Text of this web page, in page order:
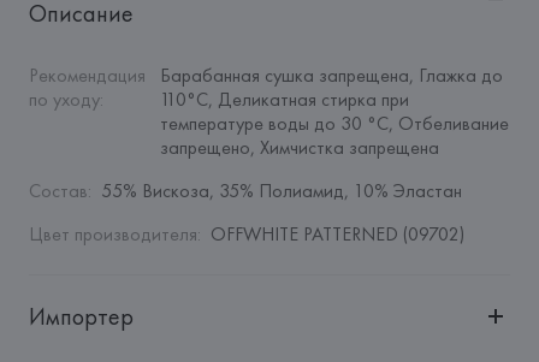
Описание
Рекомендация
по уходу:
Барабанная сушка запрещена, Глажка до
110°C, Деликатная стирка при
температуре воды до 30 °C, Отбеливание
запрещено, Химчистка запрещена
Состав: 55% Вискоза, 35% Полиамид, 10% Эластан
Цвет производителя: OFFWHITE PATTERNED (09702)
Импортер